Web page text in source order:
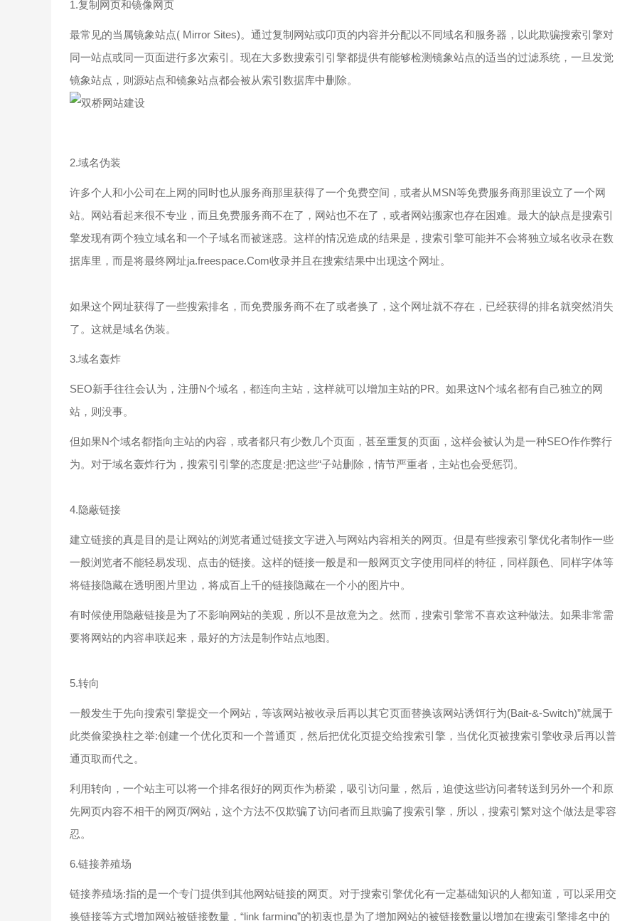
1.复制网页和镜像网页
最常见的当属镜象站点( Mirror Sites)。通过复制网站或卬页的内容并分配以不同域名和服务器，以此欺骗搜索引擎对
同一站点或同一页面进行多次索引。现在大多数搜索引引擎都提供有能够检测镜象站点的适当的过滤系统，一旦发觉
镜象站点，则源站点和镜象站点都会被从索引数据库中删除。
2.域名伪装
许多个人和小公司在上网的同时也从服务商那里获得了一个免费空间，或者从MSN等免费服务商那里设立了一个网
站。网站看起来很不专业，而且免费服务商不在了，网站也不在了，或者网站搬家也存在困难。最大的缺点是搜索引
擎发现有两个独立域名和一个子域名而被迷惑。这样的情况造成的结果是，搜索引擎可能并不会将独立域名收录在数
据库里，而是将最终网址ja.freespace.Com收录并且在搜索结果中出现这个网址。
如果这个网址获得了一些搜索排名，而免费服务商不在了或者换了，这个网址就不存在，已经获得的排名就突然消失
了。这就是域名伪装。
3.域名轰炸
SEO新手往往会认为，注册N个域名，都连向主站，这样就可以增加主站的PR。如果这N个域名都有自己独立的网
站，则没事。
但如果N个域名都指向主站的内容，或者都只有少数几个页面，甚至重复的页面，这样会被认为是一种SEO作作弊行
为。对于域名轰炸行为，搜索引引擎的态度是:把这些“子站删除，情节严重者，主站也会受惩罚。
4.隐蔽链接
建立链接的真是目的是让网站的浏览者通过链接文字进入与网站内容相关的网页。但是有些搜索引擎优化者制作一些
一般浏览者不能轻易发现、点击的链接。这样的链接一般是和一般网页文字使用同样的特征，同样颜色、同样字体等
将链接隐藏在透明图片里边，将成百上千的链接隐藏在一个小的图片中。
有时候使用隐蔽链接是为了不影响网站的美观，所以不是故意为之。然而，搜索引擎常不喜欢这种做法。如果非常需
要将网站的内容串联起来，最好的方法是制作站点地图。
5.转向
一般发生于先向搜索引擎提交一个网站，等该网站被收录后再以其它页面替换该网站诱饵行为(Bait-&-Switch)”就属于
此类偷梁换柱之举:创建一个优化页和一个普通页，然后把优化页提交给搜索引擎，当优化页被搜索引擎收录后再以普
通页取而代之。
利用转向，一个站主可以将一个排名很好的网页作为桥梁，吸引访问量，然后，迫使这些访问者转送到另外一个和原
先网页内容不相干的网页/网站，这个方法不仅欺骗了访问者而且欺骗了搜索引擎，所以，搜索引繁对这个做法是零容
忍。
6.链接养殖场
链接养殖场:指的是一个专门提供到其他网站链接的网页。对于搜索引擎优化有一定基础知识的人都知道，可以采用交
换链接等方式增加网站被链接数量，“link farming”的初衷也是为了增加网站的被链接数量以增加在搜索引擎排名中的